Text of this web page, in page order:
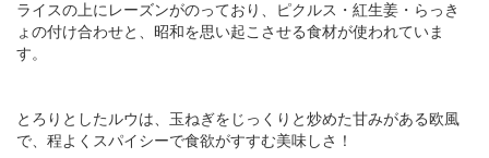
ライスの上にレーズンがのっており、ピクルス・紅生姜・らっき
ょの付け合わせと、昭和を思い起こさせる食材が使われていま
す。
とろりとしたルウは、玉ねぎをじっくりと炒めた甘みがある欧風
で、程よくスパイシーで食欲がすすむ美味しさ！